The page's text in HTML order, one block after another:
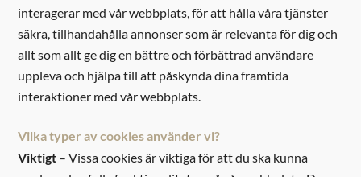
interagerar med vår webbplats, för att hålla våra tjänster
säkra, tillhandahålla annonser som är relevanta för dig och
allt som allt ge dig en bättre och förbättrad användare
uppleva och hjälpa till att påskynda dina framtida
interaktioner med vår webbplats.
Vilka typer av cookies använder vi?
Viktigt – Vissa cookies är viktiga för att du ska kunna